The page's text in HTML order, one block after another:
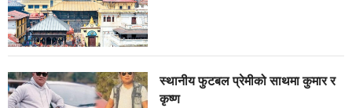
स्थानीय फुटबल प्रेमीको साथमा कुमार र
कृष्ण